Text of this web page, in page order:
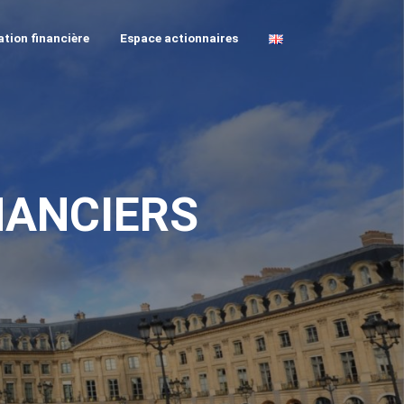
financière Espace actionnaires